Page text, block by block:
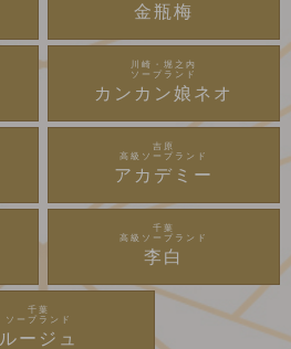
金瓶梅
川崎・堀之内
ソープランド
カンカン娘ネオ
吉原
高級ソープランド
アカデミー
千葉
高級ソープランド
李白
千葉
ソープランド
ルージュ